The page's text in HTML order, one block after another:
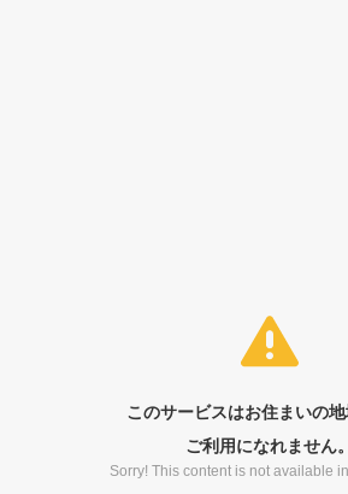
このサービスはお住まいの
ご利用になれません。
Sorry! This content is not available